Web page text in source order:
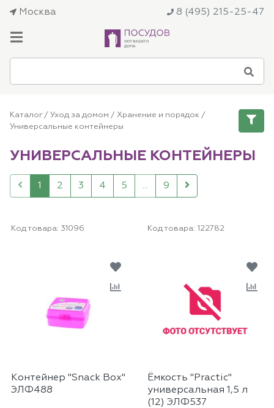
Москва 8 (495) 215-25-47
Каталог/ Уход за домом / Хранение и порядок /
Универсальные контейнеры
УНИВЕРСАЛЬНЫЕ КОНТЕЙНЕРЫ
1 2 3 4 5 ... 9
Код товара: 31096
Контейнер "Snack Box"
ЭЛФ488
Код товара: 122782
Ёмкость "Practic"
универсальная 1,5 л
(12) ЭЛФ537